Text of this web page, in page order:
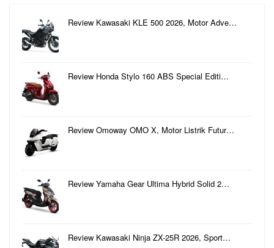
Review Kawasaki KLE 500 2026, Motor Adve…
Review Honda Stylo 160 ABS Special Editi…
Review Omoway OMO X, Motor Listrik Futur…
Review Yamaha Gear Ultima Hybrid Solid 2…
Review Kawasaki Ninja ZX-25R 2026, Sport…